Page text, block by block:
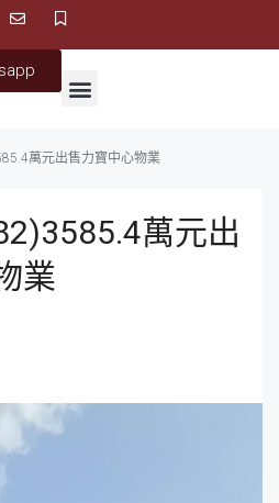
萬元出售力寶中心物業
萬元出
業